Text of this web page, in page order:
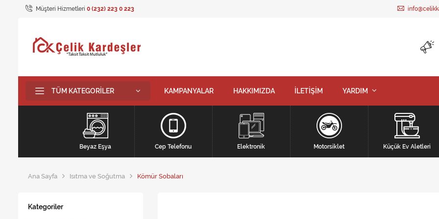
Müşteri Hizmetleri 0 (232) 223 0 223
TÜM KATEGORILER KAMPANYALAR HAKKIMIZDA İLETİŞİM YARDIM
Beyaz Eşya Cep Telefonu Elektronik Motorsiklet Küçük Ev Aletleri
Ana Sayfa Isıtma ve Soğutma Kömür Sobaları
Kategoriler